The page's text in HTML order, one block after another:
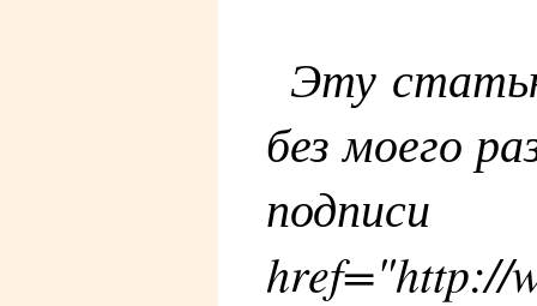
Эту
без моего
href="http://